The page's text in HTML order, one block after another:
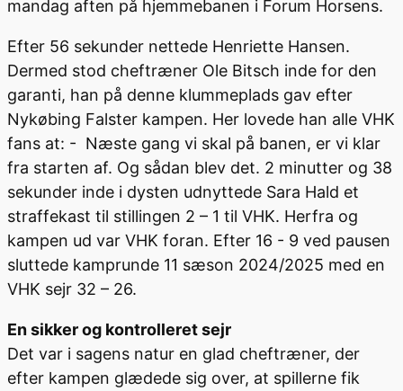
mandag aften på hjemmebanen i Forum Horsens.
Efter 56 sekunder nettede Henriette Hansen.
Dermed stod cheftræner Ole Bitsch inde for den
garanti, han på denne klummeplads gav efter
Nykøbing Falster kampen. Her lovede han alle VHK
fans at: - Næste gang vi skal på banen, er vi klar
fra starten af. Og sådan blev det. 2 minutter og 38
sekunder inde i dysten udnyttede Sara Hald et
straffekast til stillingen 2 – 1 til VHK. Herfra og
kampen ud var VHK foran. Efter 16 - 9 ved pausen
sluttede kamprunde 11 sæson 2024/2025 med en
VHK sejr 32 – 26.
En sikker og kontrolleret sejr
Det var i sagens natur en glad cheftræner, der
efter kampen glædede sig over, at spillerne fik